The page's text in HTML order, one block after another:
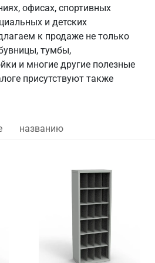
офисах, спортивных
и детских
к продаже не только
тумбы,
и многие другие полезные
присутствуют также
названию